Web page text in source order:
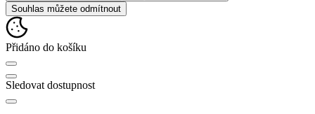
Souhlas můžete odmítnout
Přidáno do košíku
Sledovat dostupnost